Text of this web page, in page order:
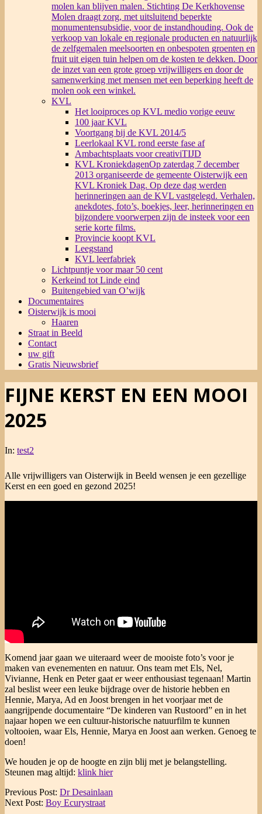
molen kan blijven malen. Stichting De Kerkhovense
Molen draagt zorg, met uitsluitend beperkte
monumentensubsidie, voor de instandhouding. Ook de
verkoop van lokale en regionale producten en natuurlijk
de zelfgemalen meelsoorten en onbespoten groenten en
fruit uit eigen tuin helpen om de kosten te dekken. Door
de inzet van een grote groep vrijwilligers en door de
samenwerking met mensen met een beperking heeft de
molen ook een winkel.
KVL
Het looiproces op KVL medio vorige eeuw
100 jaar KVL
Voortgang bij de KVL 2014/5
Leerlokaal KVL rond eerste fase af
Ambachtsplaats voor creativiTIJD
KVL KroniekdagenOp zaterdag 7 december
2013 organiseerde de gemeente Oisterwijk een
KVL Kroniek Dag. Op deze dag werden
herinneringen aan de KVL vastgelegd. Verhalen,
anekdotes, foto’s, boekjes, leer, herinneringen en
bijzondere voorwerpen zijn de insteek voor een
serie korte films.
Provincie koopt KVL
Leegstand
KVL leerfabriek
Lichtpuntje voor maar 50 cent
Kerkeind tot Linde eind
Buitengebied van O’wijk
Documentaires
Oisterwijk is mooi
Haaren
Straat in Beeld
Contact
uw gift
Gratis Nieuwsbrief
FIJNE KERST EN EEN MOOI
2025
In: test2
Alle vrijwilligers van Oisterwijk in Beeld wensen je een gezellige
Kerst en een goed en gezond 2025!
Komend jaar gaan we uiteraard weer de mooiste foto’s voor je
maken van evenementen en natuur. Ons team met Els, Nel,
Vivianne, Henk en Peter gaat er weer enthousiast tegenaan! Martin
zal beslist weer een leuke bijdrage over de historie hebben en
Hennie, Marya, Ad en Joost brengen in het voorjaar met de
aangrijpende documentaire “De kinderen van Rustoord” en in het
najaar hopen we een cultuur-historische natuurfilm te kunnen
voltooien, waar Els, Hennie, Marya en Joost aan werken. Genoeg te
doen!
We houden je op de hoogte en zijn blij met je belangstelling.
Steunen mag altijd: klink hier
2024-
12-
Previous Post: Dr Desainlaan
Next Post: Boy Ecurystraat